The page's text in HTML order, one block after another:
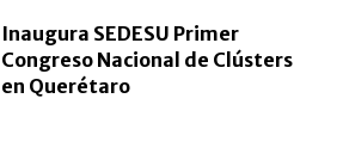
Inaugura SEDESU Primer
Congreso Nacional de Clústers
en Querétaro